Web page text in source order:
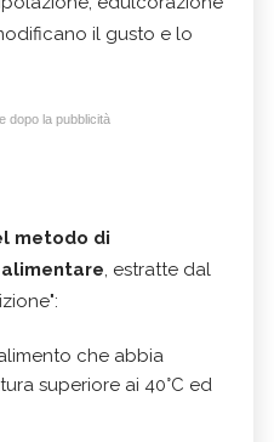
il gusto e lo
dopo la pubblicità
metodo di
, estratte dal
che abbia
superiore ai 40°C ed